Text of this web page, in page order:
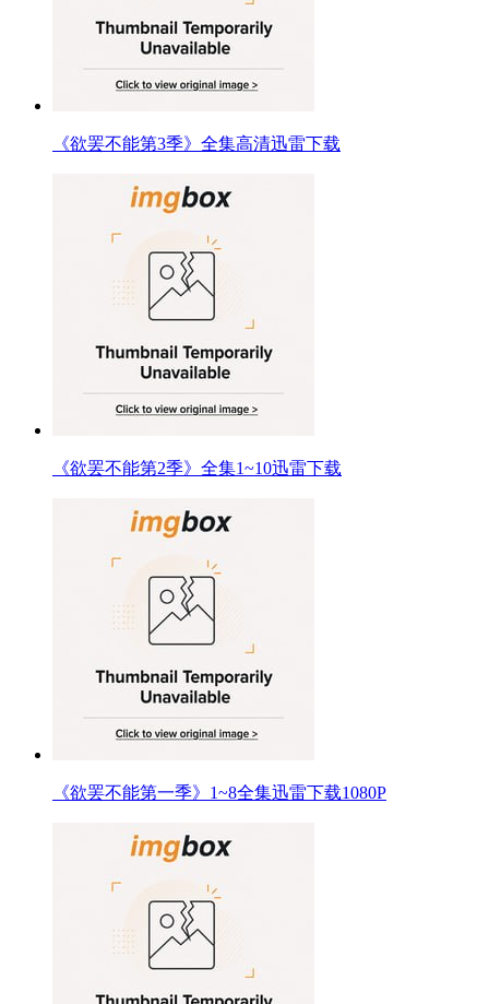
《欲罢不能第3季》全集高清迅雷下载
《欲罢不能第2季》全集1~10迅雷下载
《欲罢不能第一季》1~8全集迅雷下载1080P